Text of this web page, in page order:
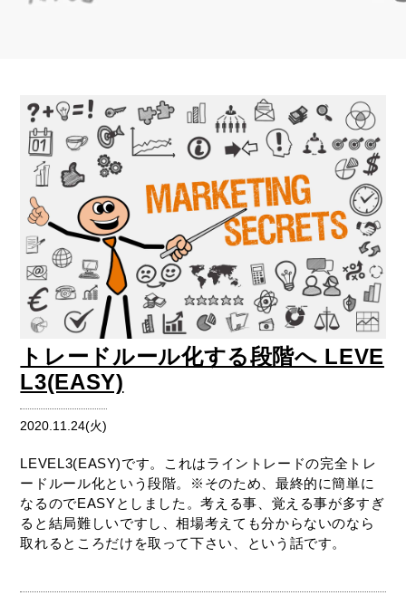
トレードルール化する段階へ LEVE
L3(EASY)
2020.11.24(火)
LEVEL3(EASY)です。これはライントレードの完全トレ
ードルール化という段階。※そのため、最終的に簡単に
なるのでEASYとしました。考える事、覚える事が多すぎ
ると結局難しいですし、相場考えても分からないのなら
取れるところだけを取って下さい、という話です。